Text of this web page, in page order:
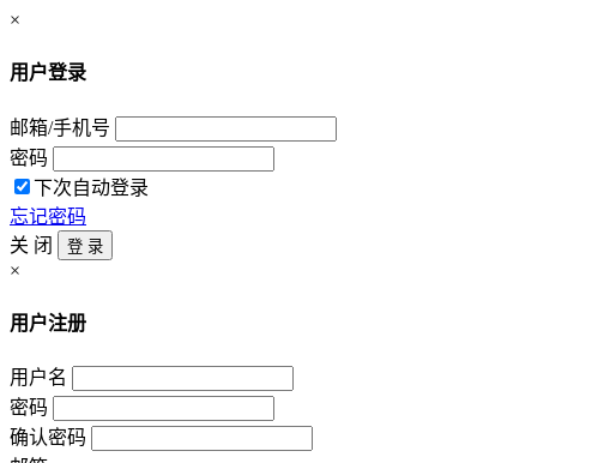
×
用户登录
邮箱/手机号
密码
下次自动登录
忘记密码
关 闭
登 录
×
用户注册
用户名
密码
确认密码